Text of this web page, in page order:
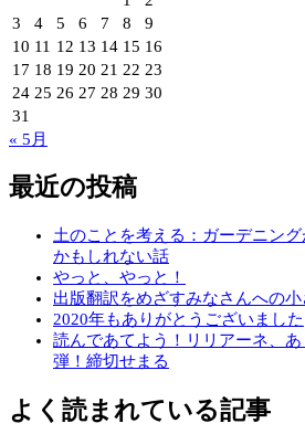
3
4 5 6 7 8
9
10 11 12 13 14 15 16
17 18 19 20 21 22 23
24 25 26 27 28 29 30
31
« 5月
最近の投稿
土のことを考える：ガーデニン
かもしれない話
やっと、やっと！
出版翻訳をめざすみなさんへの
2020年もありがとうございました
読んであてよう！リリアーネ、あ
弾！締切せまる
よく読まれている記事